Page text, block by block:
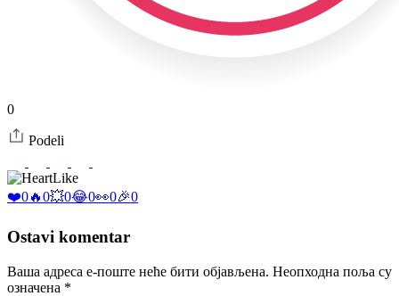
0
Podeli
Like
❤️0🔥0💥0😂0👀0🎉0
Ostavi komentar
Ваша адреса е-поште неће бити објављена. Неопходна поља су
означена *